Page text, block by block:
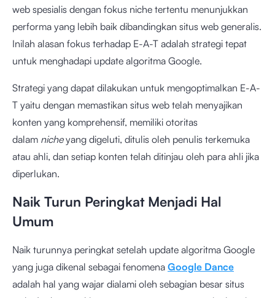
web spesialis dengan fokus niche tertentu menunjukkan
performa yang lebih baik dibandingkan situs web generalis.
Inilah alasan fokus terhadap E-A-T adalah strategi tepat
untuk menghadapi update algoritma Google.
Strategi yang dapat dilakukan untuk mengoptimalkan E-A-
T yaitu dengan memastikan situs web telah menyajikan
konten yang komprehensif, memiliki otoritas
dalam nicheyang digeluti, ditulis oleh penulis terkemuka
atau ahli, dan setiap konten telah ditinjau oleh para ahli jika
diperlukan.
Naik Turun Peringkat Menjadi Hal
Umum
Naik turunnya peringkat setelah update algoritma Google
yang juga dikenal sebagai fenomena Google Dance
adalah hal yang wajar dialami oleh sebagian besar situs